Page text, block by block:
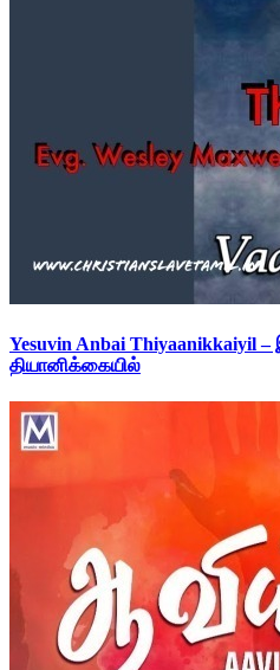
Yesuvin Anbai Thiyaanikkaiyil
தியானிக்கையில்